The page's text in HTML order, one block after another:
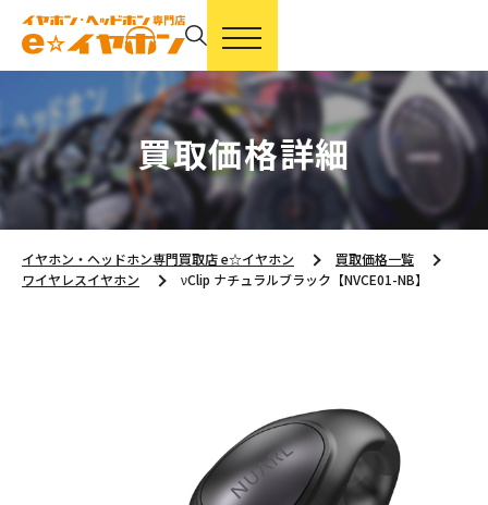
買取価格詳細
イヤホン・ヘッドホン専門買取店 e☆イヤホン
買取価格一覧
ワイヤレスイヤホン
νClip ナチュラルブラック【NVCE01-NB】